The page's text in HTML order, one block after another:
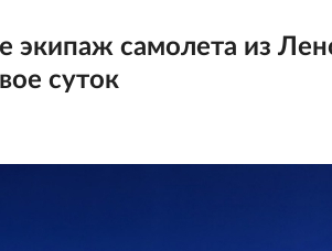
экипаж самолета из
суток